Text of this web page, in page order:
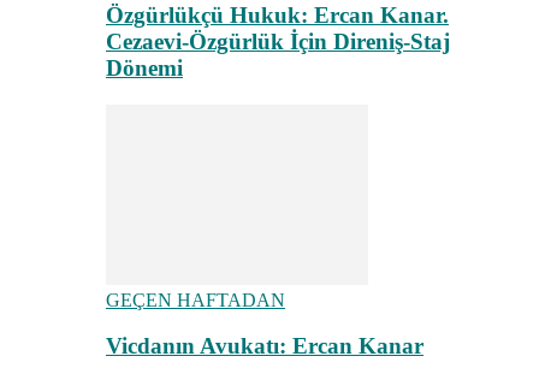
Özgürlükçü Hukuk: Ercan Kanar.
Cezaevi-Özgürlük İçin Direniş-Staj
Dönemi
GEÇEN HAFTADAN
Vicdanın Avukatı: Ercan Kanar